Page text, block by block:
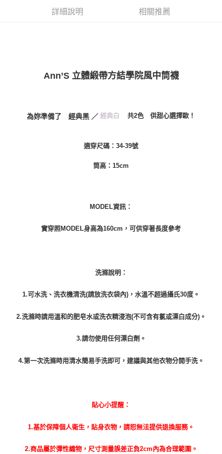
易，需依本服務之必要範圍內提供個人資料，並將交易相關給付款項請求債
４．使用「AFTEE先享後付」時，將依據個別帳號之用戶狀況，依本公司即
恩沛科技股份有限公司將有權停止該用戶之使用額度並採取法律行動。
詳細說明 相關推薦
Ann’S 立體緞帶方結學院風中筒襪
為妳準備了 經典黑 ／ 經典白 共2色 供甜心選擇歐！
適穿尺碼：34-39號
筒高：15cm
MODEL資訊：
實穿照MODEL身高為160cm，可供穿著長度參考
洗滌說明：
1.可水洗、洗衣機清洗(請放洗衣袋內)，水溫不超過攝氏30度。
2.洗滌時請用溫和的肥皂水或洗衣精浸泡(不可含有氯或漂白成分)。
3.請勿使用任何漂白劑。
4.第一次洗滌時用清水簡易手洗即可，建議與其他衣物分開手洗。
貼心小提醒：
1.基於保障個人衛生，貼身衣物，請恕無法提供退換服務。
2.商品屬於彈性織物，尺寸測量誤差正負2cm內為合理範圍。